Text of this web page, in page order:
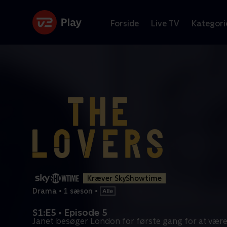
Forside Live TV
Kræver SkyShowtime
Drama • 1 sæson •
S1:E5 • Episode 5
Janet besøger London for første gang for at